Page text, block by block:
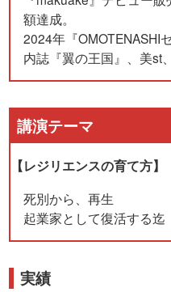
額達成。
2024年『OMOTENASHI
内誌『翼の王国』、美st
講演テーマ
【レジリエンスの育て方】
死別から、再生
起業家として復活する迄
実績